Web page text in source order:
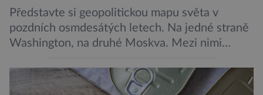
Představte si geopolitickou mapu světa v
pozdních osmdesátých letech. Na jedné straně
Washington, na druhé Moskva. Mezi nimi
padesátkrát dokola, železná opona a miliony
vojáků v permanentní pohotovosti. A pak je tu